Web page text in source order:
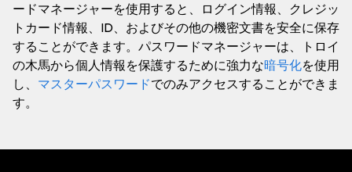
ードマネージャーを使用すると、ログイン情報、クレジッ
トカード情報、ID、およびその他の機密文書を安全に保存
することができます。パスワードマネージャーは、トロイ
の木馬から個人情報を保護するために強力な暗号化を使用
し、 マスターパスワードでのみアクセスすることができま
す。